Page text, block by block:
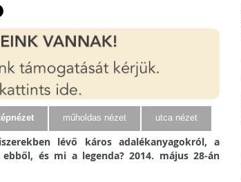
műholdas nézet utca nézet
lévő káros adalékanyagokról, a
és mi a legenda? 2014. május 28-án